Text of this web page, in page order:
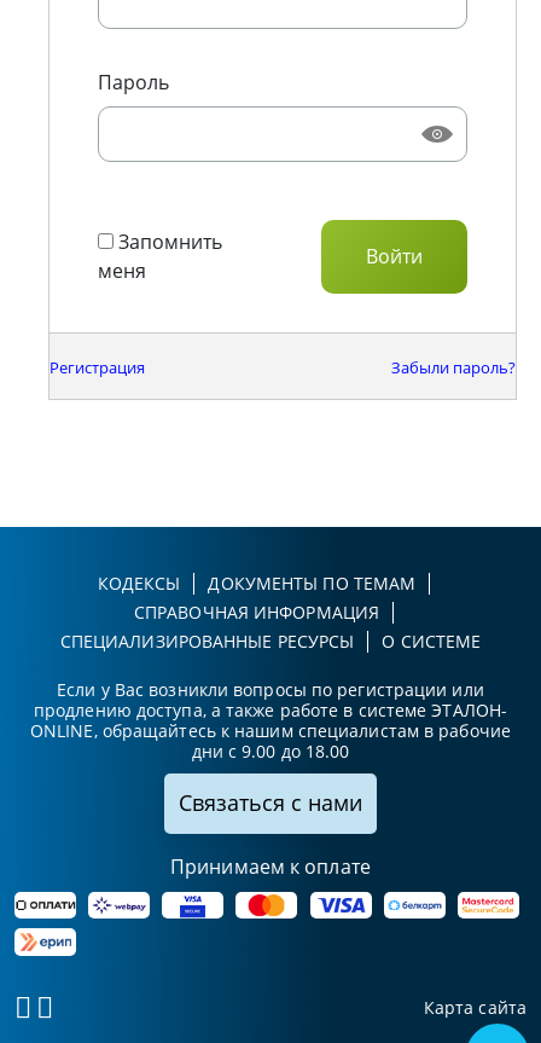
Пароль
Запомнить
меня
Регистрация Забыли пароль?
КОДЕКСЫ
ДОКУМЕНТЫ ПО ТЕМАМ
СПРАВОЧНАЯ ИНФОРМАЦИЯ
СПЕЦИАЛИЗИРОВАННЫЕ РЕСУРСЫ
О СИСТЕМЕ
Если у Вас возникли вопросы по регистрации или
продлению доступа, а также работе в системе ЭТАЛОН-
ONLINE, обращайтесь к нашим специалистам в рабочие
дни с 9.00 до 18.00
Связаться с нами
Принимаем к оплате
Карта сайта